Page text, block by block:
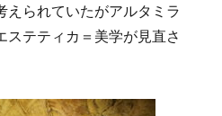
えられていたがアルタミラ
ステティカ＝美学が見直さ